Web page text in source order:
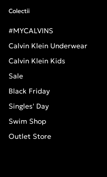
Colectii
#MYCALVINS
Calvin Klein Underwear
Calvin Klein Kids
Sale
Black Friday
Singles' Day
Swim Shop
Outlet Store